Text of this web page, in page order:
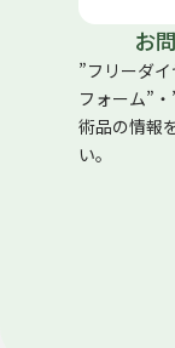
お
”フリーダ
フォーム”
術品の情報
い。